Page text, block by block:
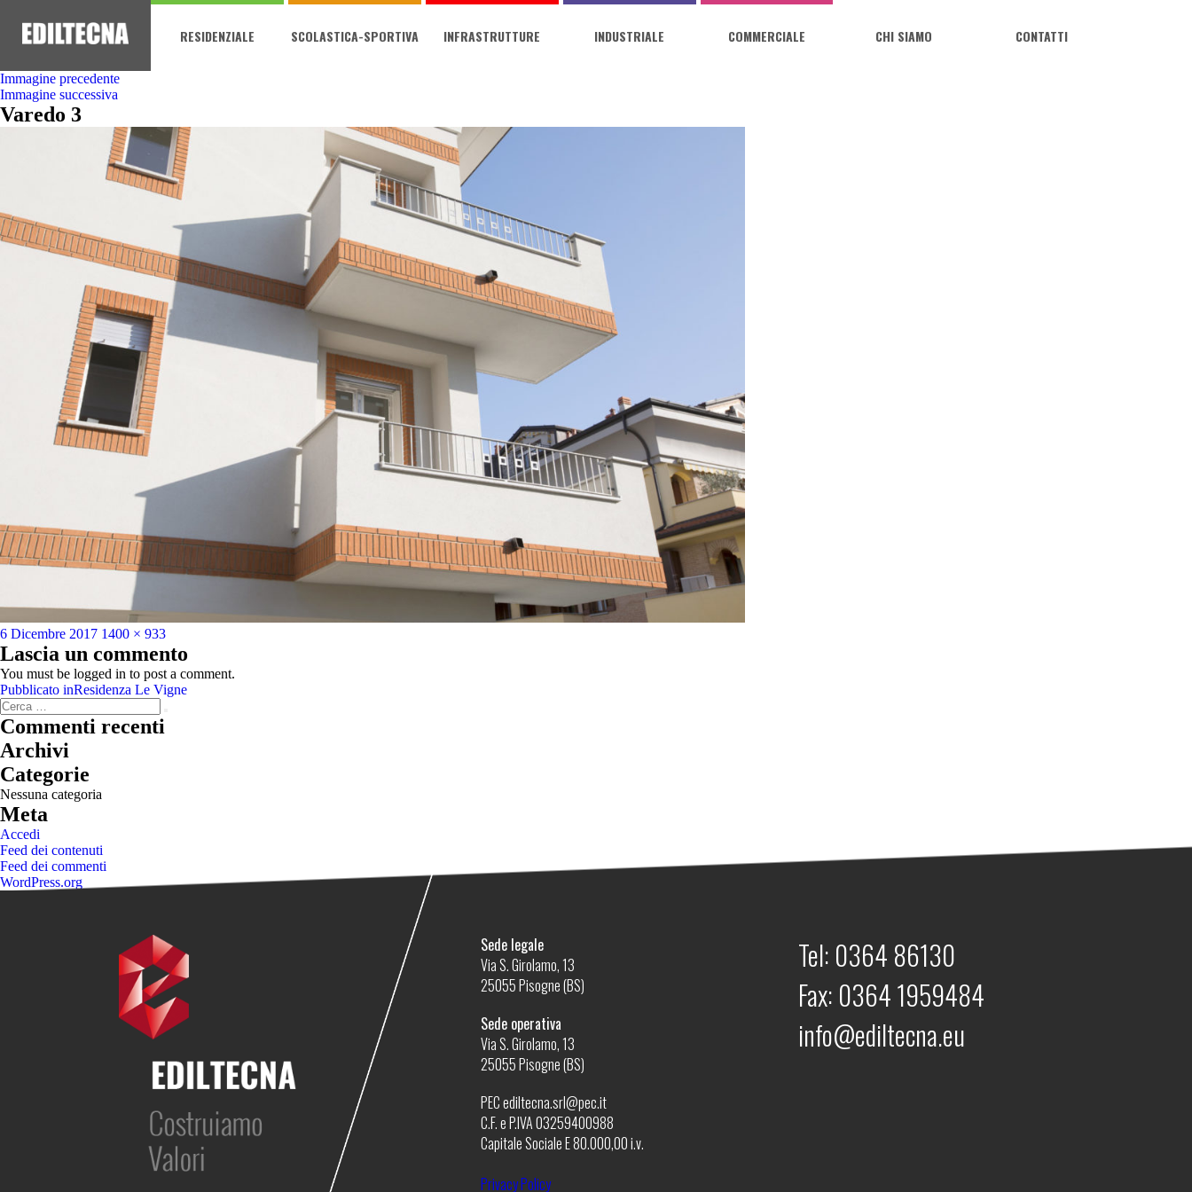
RESIDENZIALE SCOLASTICA-SPORTIVA INFRASTRUTTURE INDUSTRIALE COMMERCIALE CHI SIAMO CONTATTI
Immagine precedente
Immagine successiva
Varedo 3
Pubblicato
il
6 Dicembre 2017 Dimensione
reale
1400 × 933
Lascia un commento
You must be logged in to post a comment.
Navigazione
articoli
Pubblicato inResidenza Le Vigne
Cerca:
Commenti recenti
Archivi
Categorie
Nessuna categoria
Meta
Accedi
Feed dei contenuti
Feed dei commenti
WordPress.org
Sede legale
Via S. Girolamo, 13
25055 Pisogne (BS)
Sede operativa
Via S. Girolamo, 13
25055 Pisogne (BS)
PEC ediltecna.srl@pec.it
C.F. e P.IVA 03259400988
Capitale Sociale E 80.000,00 i.v.
Privacy Policy
Tel: 0364 86130
Fax: 0364 1959484
info@ediltecna.eu